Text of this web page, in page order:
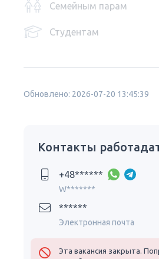
Семейным парам
Студентам
Обновлено: 2026-07-20 13:45:39
Контакты
+48******
W*******
******
Электронная почта
Эта вакансия закрыта.